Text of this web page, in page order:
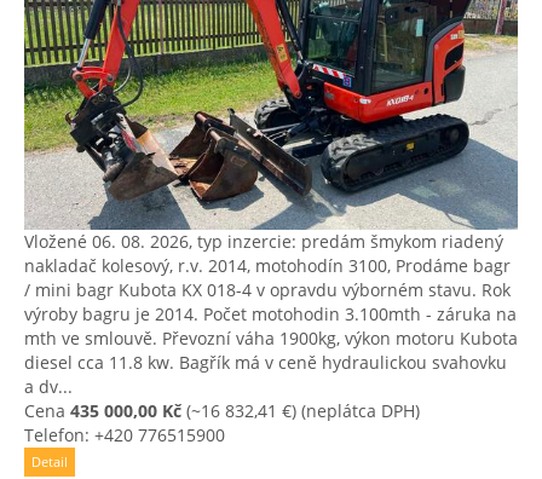
Vložené 06. 08. 2026, typ inzercie: predám šmykom riadený
nakladač kolesový, r.v. 2014, motohodín 3100, Prodáme bagr
/ mini bagr Kubota KX 018-4 v opravdu výborném stavu. Rok
výroby bagru je 2014. Počet motohodin 3.100mth - záruka na
mth ve smlouvě. Převozní váha 1900kg, výkon motoru Kubota
diesel cca 11.8 kw. Bagřík má v ceně hydraulickou svahovku
a dv...
Cena 435 000,00 Kč (~16 832,41 €) (neplátca DPH)
Telefon: +420 776515900
Detail